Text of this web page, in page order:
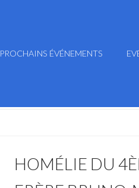
PROCHAINS ÉVÉNEMENTS
HOMÉLIE DU